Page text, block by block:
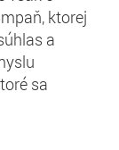
ktorej
a
sa